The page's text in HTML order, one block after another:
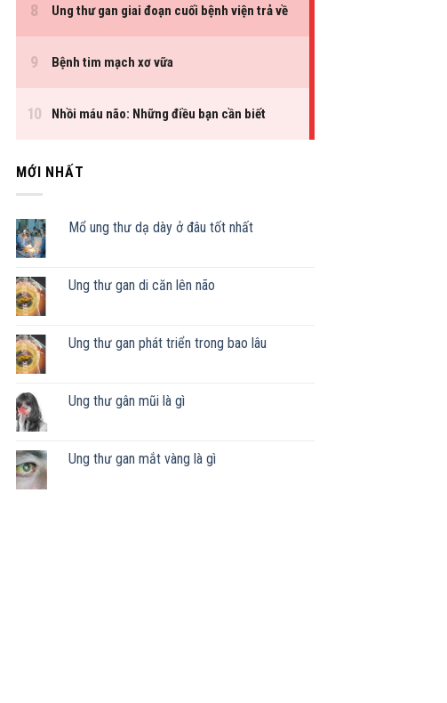
MỚI NHẤT
Mổ ung thư dạ dày ở đâu tốt nhất
Ung thư gan di căn lên não
Ung thư gan phát triển trong bao lâu
Ung thư gân mũi là gì
Ung thư gan mắt vàng là gì